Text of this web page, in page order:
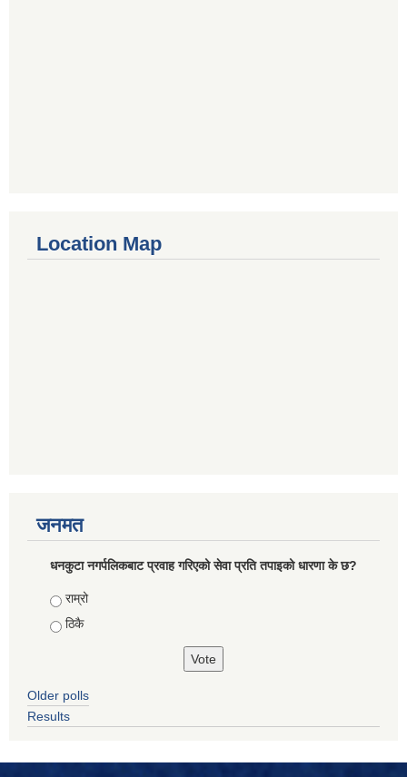
Location Map
जनमत
धनकुटा नगर्पलिकबाट प्रवाह गरिएको सेवा प्रति तपाइको धारणा के छ?
Choices
राम्रो
ठिकै
Older polls
Results